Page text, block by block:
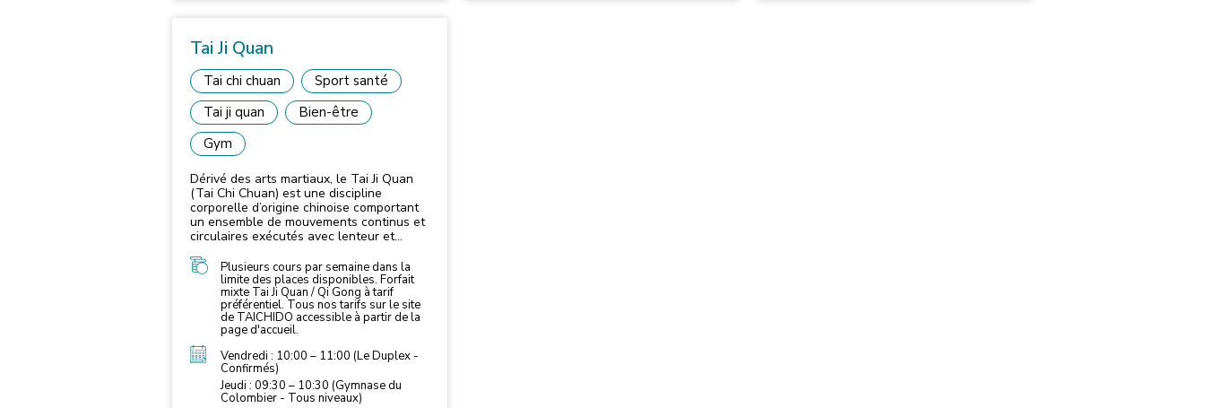
Tai Ji Quan
Tai chi chuan
Sport santé
Tai ji quan
Bien-être
Gym
Dérivé des arts martiaux, le Tai Ji Quan
(Tai Chi Chuan) est une discipline
corporelle d’origine chinoise comportant
un ensemble de mouvements continus et
circulaires exécutés avec lenteur et
Plusieurs cours par semaine dans la
limite des places disponibles. Forfait
mixte Tai Ji Quan / Qi Gong à tarif
préférentiel. Tous nos tarifs sur le site
de TAICHIDO accessible à partir de la
page d'accueil.
Vendredi : 10:00 – 11:00 (Le Duplex -
Confirmés)
Jeudi : 09:30 – 10:30 (Gymnase du
Colombier - Tous niveaux)